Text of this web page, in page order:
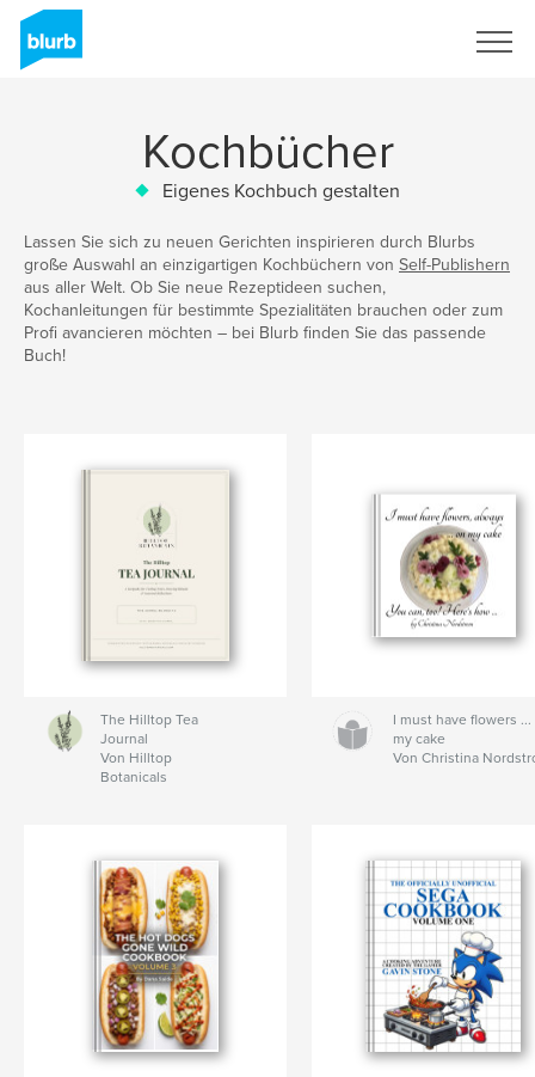
Kochbücher
Eigenes Kochbuch gestalten
Lassen Sie sich zu neuen Gerichten inspirieren durch Blurbs
große Auswahl an einzigartigen Kochbüchern von Self-Publishern
aus aller Welt. Ob Sie neue Rezeptideen suchen,
Kochanleitungen für bestimmte Spezialitäten brauchen oder zum
Profi avancieren möchten – bei Blurb finden Sie das passende
Buch!
The Hilltop Tea
Journal
Von Hilltop
Botanicals
I must have flowers
my cake
Von Christina